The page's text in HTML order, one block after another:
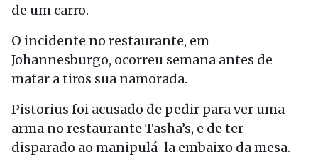
de um carro.
O incidente no restaurante, em
Johannesburgo, ocorreu semana antes de
matar a tiros sua namorada.
Pistorius foi acusado de pedir para ver uma
arma no restaurante Tasha’s, e de ter
disparado ao manipulá-la embaixo da mesa.